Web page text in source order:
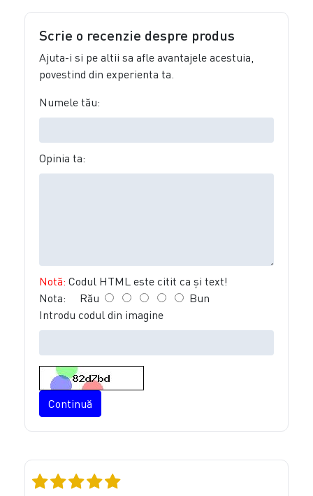
Scrie o recenzie despre produs
Ajuta-i si pe altii sa afle avantajele acestuia,
povestind din experienta ta.
Numele tău:
Opinia ta:
Notă: Codul HTML este citit ca şi text!
Nota: Rău
Bun
Introdu codul din imagine
Continuă